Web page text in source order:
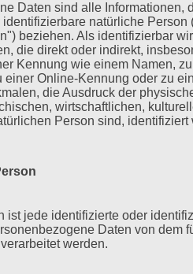
Daten sind alle Informationen,
natürliche Person
beziehen. Als identifizierbar
die direkt oder indirekt,
Kennung wie einem Namen,
einer Online-Kennung oder zu
die Ausdruck der
wirtschaftlichen,
Person sind, identifiziert
ist jede identifizierte oder
Daten von dem
werden.